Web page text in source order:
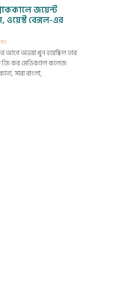
জয়েন্ট
ওয়েস্ট বেঙ্গল-এর
আগে অভয়া খুন হয়েছিল তার
কর মেডিক্যাল কলেজ
সারা বাংলা,